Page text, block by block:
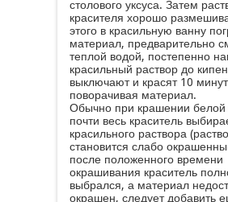
столового уксуса. Затем
красителя хорошо
этого в красильную ванну
материал, предварительно
теплой водой, постепенно
красильный раствор до
выключают и красят 10
поворачивая материал.
Обычно при крашении белой
почти весь краситель
красильного раствора
становится слабо
после положенного времени
окрашивания краситель
выбрался, а материал
окрашен, следует добавить